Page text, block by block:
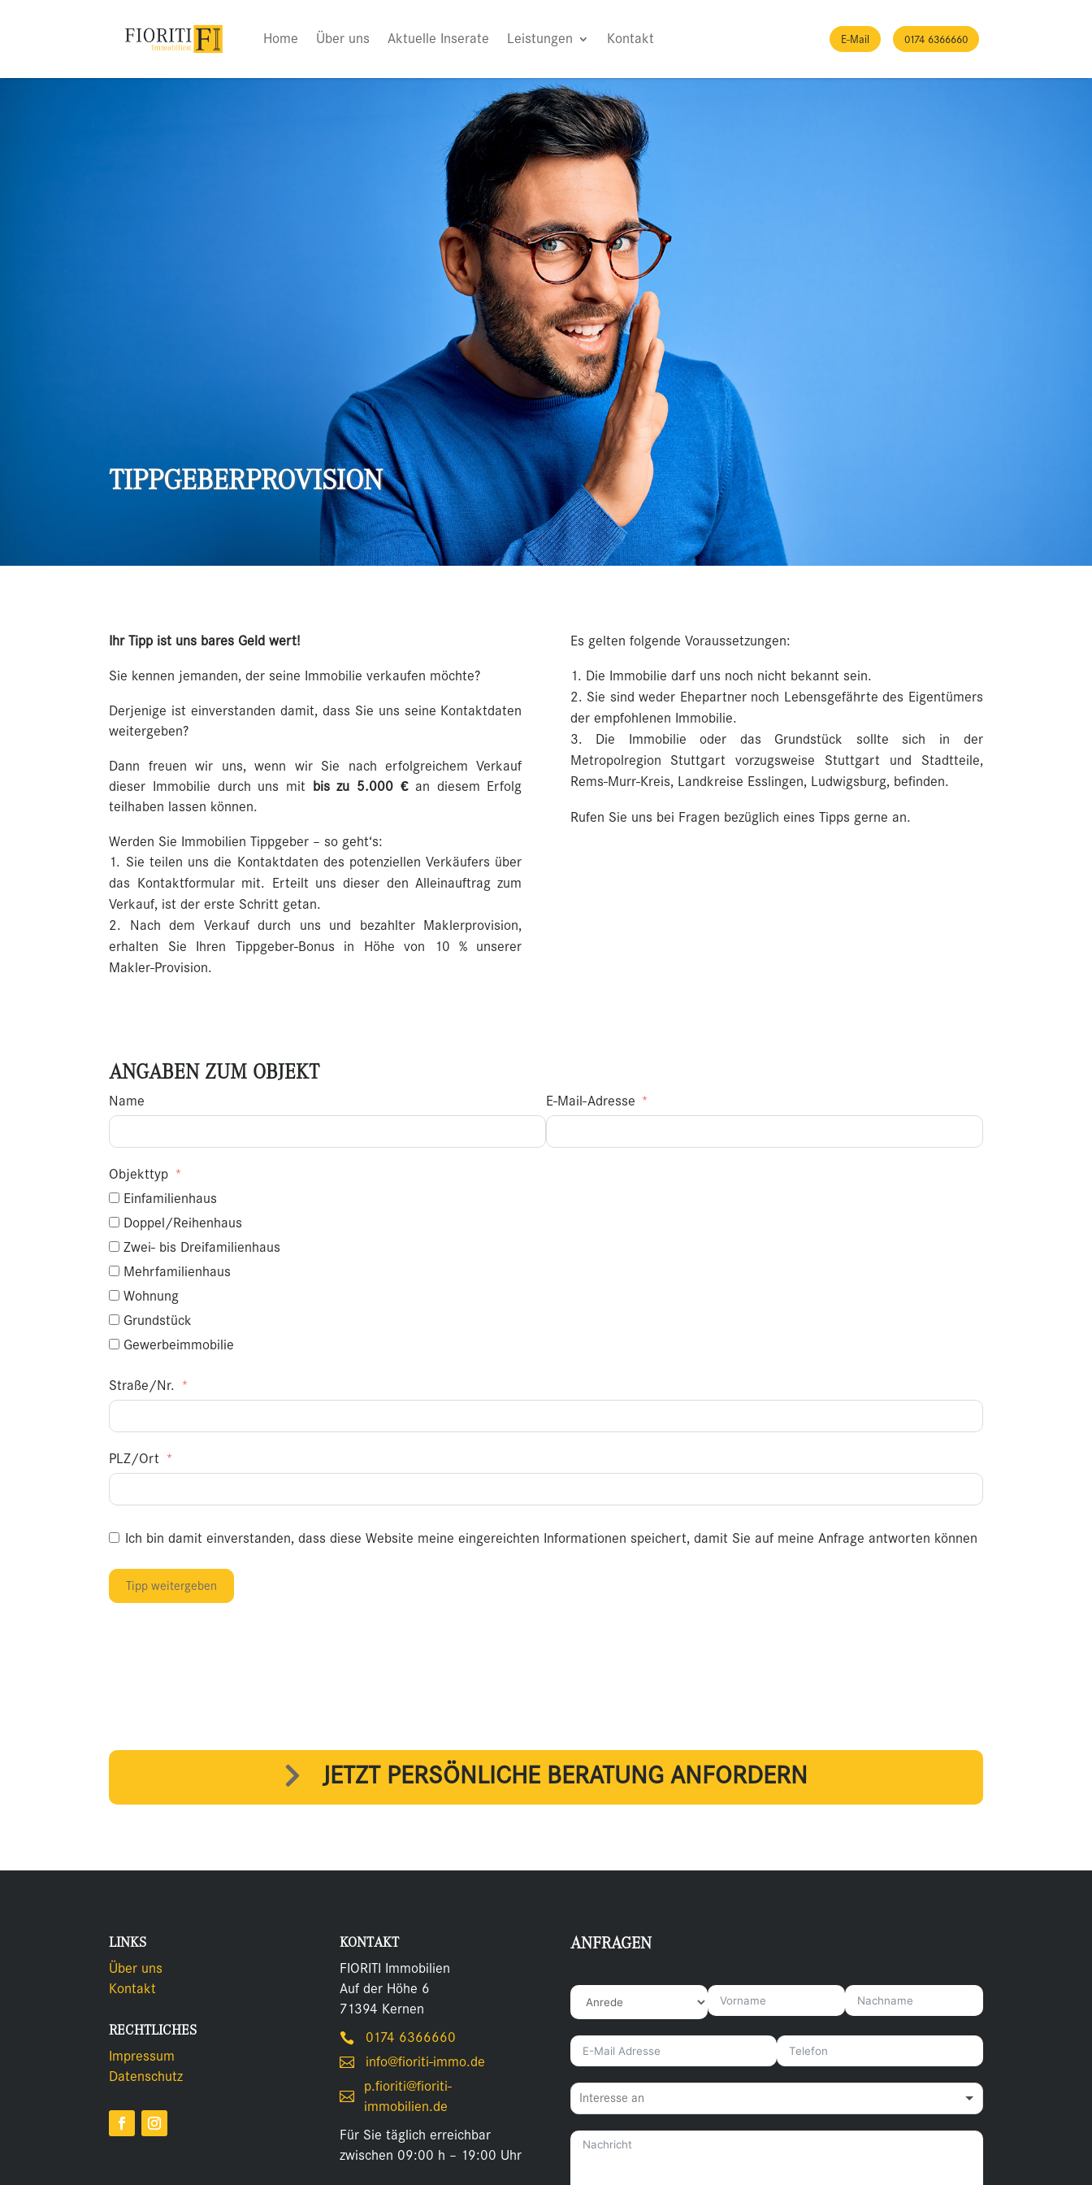
Home Über uns Aktuelle Inserate Leistungen Kontakt E-Mail 0174 6366660
TIPPGEBERPROVISION
Ihr Tipp ist uns bares Geld wert!
Sie kennen jemanden, der seine Immobilie verkaufen möchte?
Derjenige ist einverstanden damit, dass Sie uns seine Kontaktdaten
weitergeben?
Dann freuen wir uns, wenn wir Sie nach erfolgreichem Verkauf
dieser Immobilie durch uns mit bis zu 5.000 €an diesem Erfolg
teilhaben lassen können.
Werden Sie Immobilien Tippgeber – so geht‘s:
Sie teilen uns die Kontaktdaten des potenziellen Verkäufers über
das Kontaktformular mit. Erteilt uns dieser den Alleinauftrag zum
Verkauf, ist der erste Schritt getan.
Nach dem Verkauf durch uns und bezahlter Maklerprovision,
erhalten Sie Ihren Tippgeber-Bonus in Höhe von 10 % unserer
Makler-Provision.
Es gelten folgende Voraussetzungen:
Die Immobilie darf uns noch nicht bekannt sein.
Sie sind weder Ehepartner noch Lebensgefährte des Eigentümers
der empfohlenen Immobilie.
Die Immobilie oder das Grundstück sollte sich in der
Metropolregion Stuttgart vorzugsweise Stuttgart und Stadtteile,
Rems-Murr-Kreis, Landkreise Esslingen, Ludwigsburg, befinden.
Rufen Sie uns bei Fragen bezüglich eines Tipps gerne an.
ANGABEN ZUM OBJEKT
Name E-Mail-Adresse
Objekttyp
Einfamilienhaus
Doppel/Reihenhaus
Zwei- bis Dreifamilienhaus
Mehrfamilienhaus
Wohnung
Grundstück
Gewerbeimmobilie
Straße/Nr.
PLZ/Ort
Ich bin damit einverstanden, dass diese Website meine eingereichten Informationen speichert, damit Sie auf meine Anfrage antworten können
Tipp weitergeben
 JETZT PERSÖNLICHE BERATUNG ANFORDERN
LINKS
Über uns
Kontakt
RECHTLICHES
Impressum
Datenschutz
KONTAKT
FIORITI Immobilien
Auf der Höhe 6
71394 Kernen
 0174 6366660
 info@fioriti-immo.de

p.fioriti@fioriti-
immobilien.de
Für Sie täglich erreichbar
zwischen 09:00 h – 19:00 Uhr
ANFRAGEN